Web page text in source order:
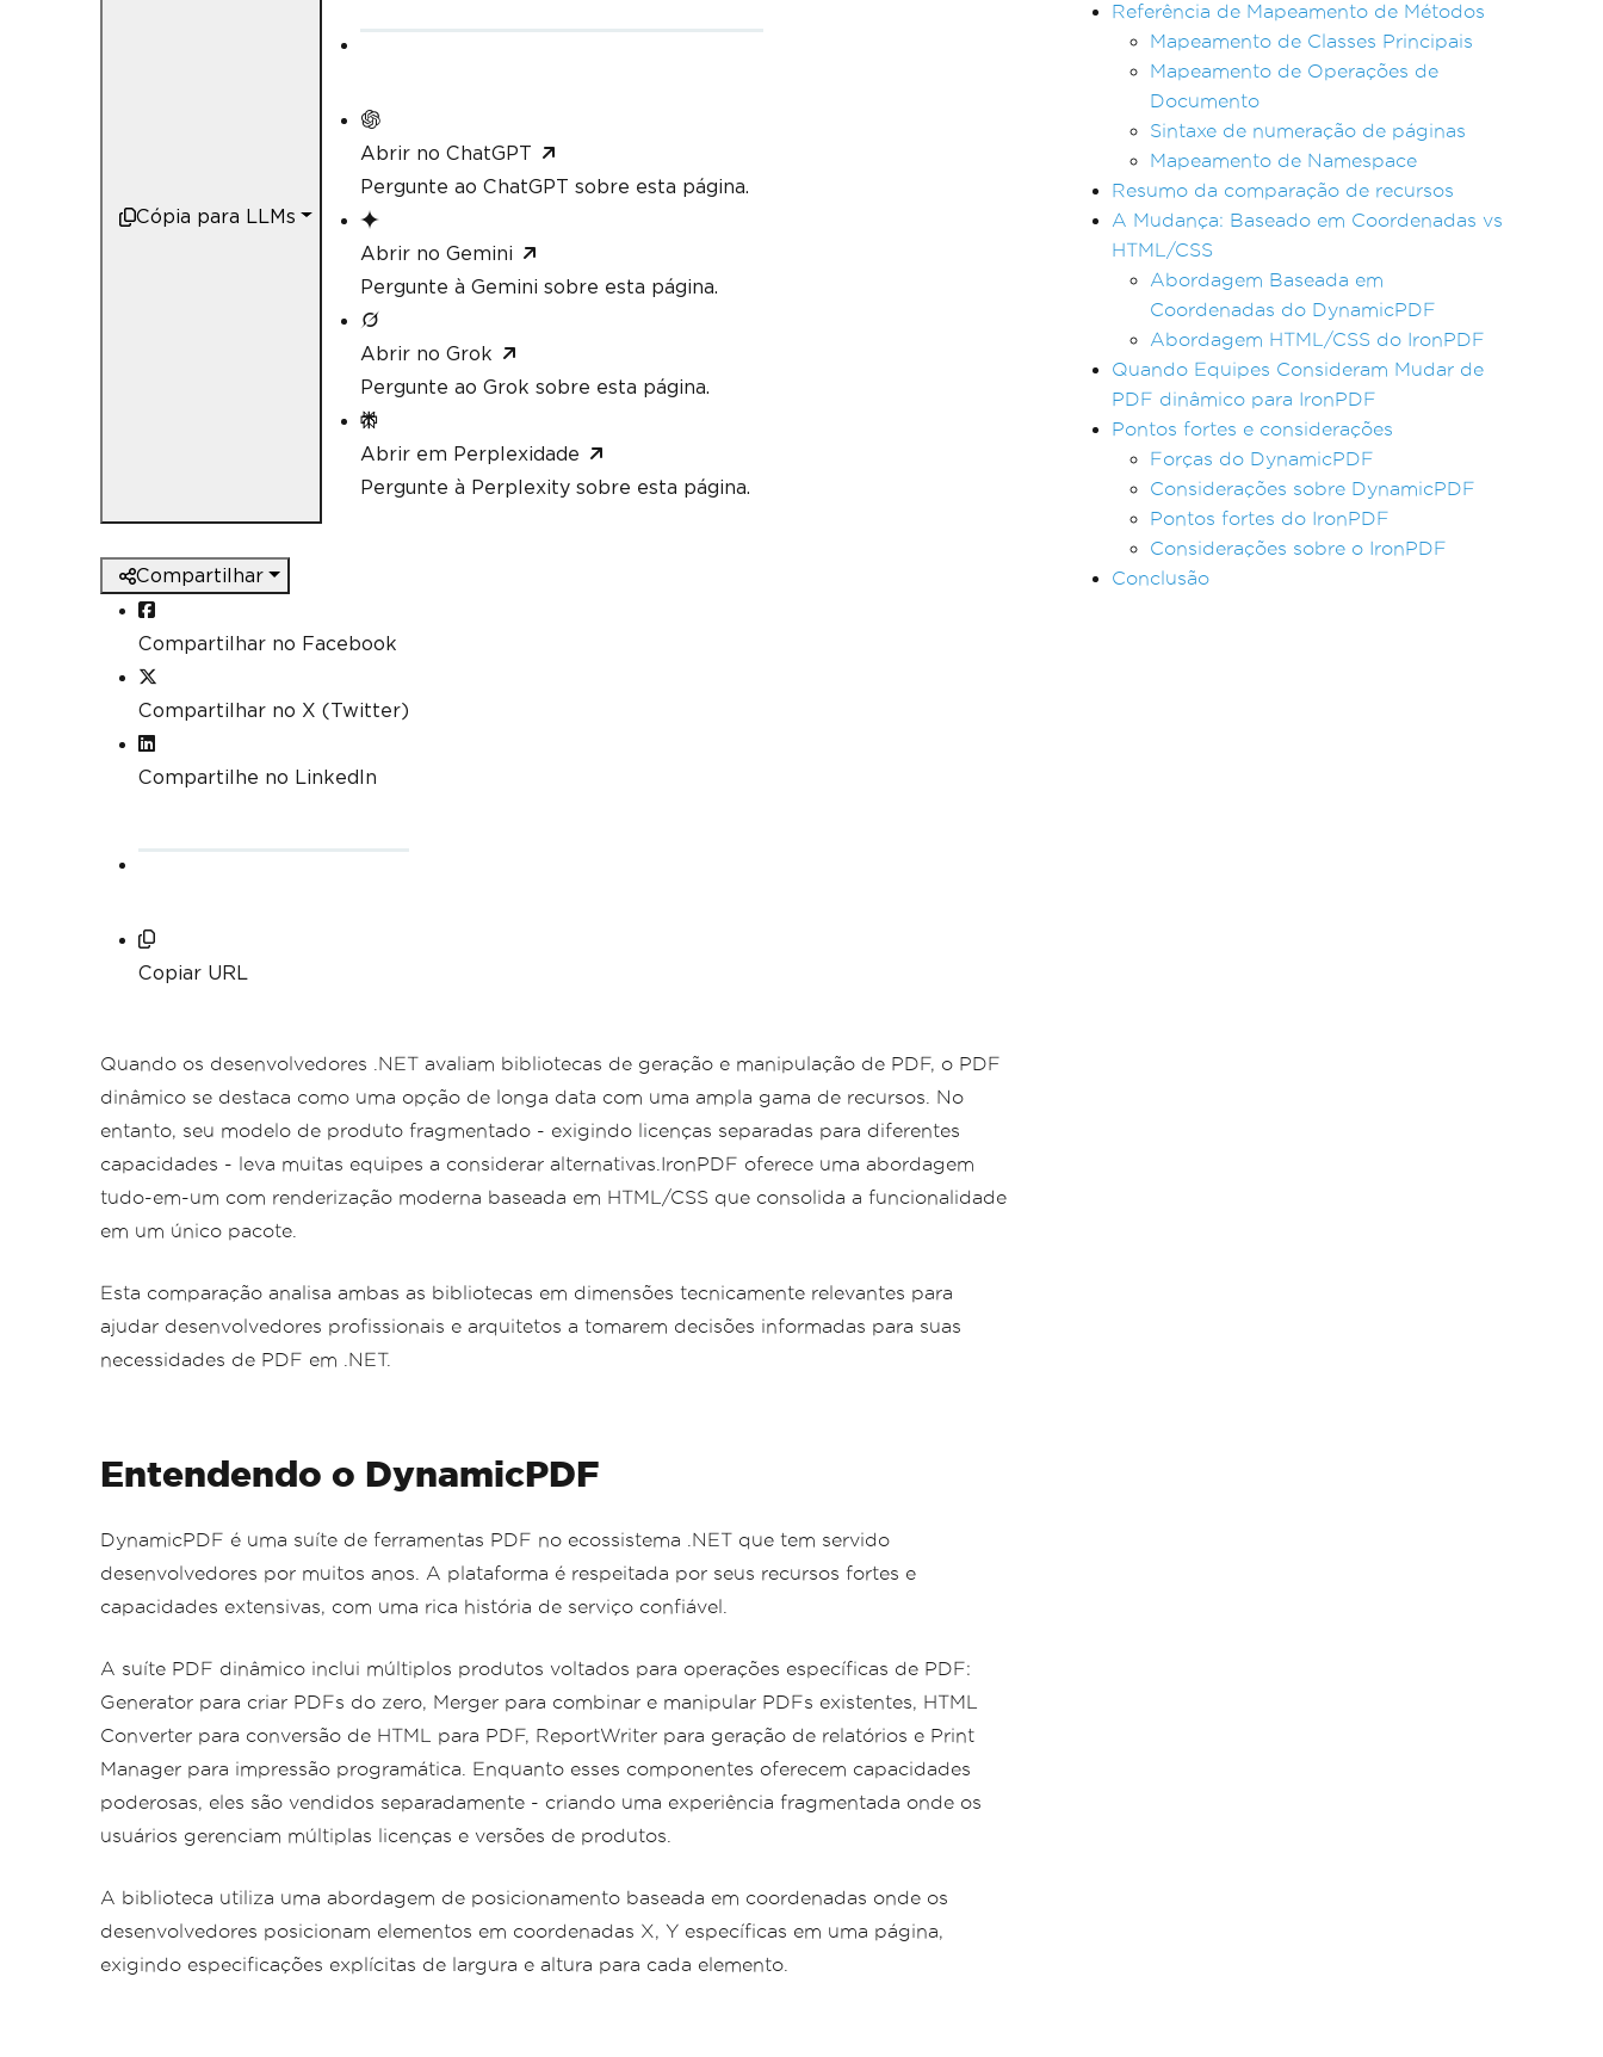
Cópia para LLMs
Abrir no ChatGPT
Pergunte ao ChatGPT sobre esta página.
Abrir no Gemini
Pergunte à Gemini sobre esta página.
Abrir no Grok
Pergunte ao Grok sobre esta página.
Abrir em Perplexidade
Pergunte à Perplexity sobre esta página.
Compartilhar
Compartilhar no Facebook
Compartilhar no X (Twitter)
Compartilhe no LinkedIn
Copiar URL
Quando os desenvolvedores .NET avaliam bibliotecas de geração e manipulação de PDF, o PDF
dinâmico se destaca como uma opção de longa data com uma ampla gama de recursos. No
entanto, seu modelo de produto fragmentado - exigindo licenças separadas para diferentes
capacidades - leva muitas equipes a considerar alternativas.IronPDF oferece uma abordagem
tudo-em-um com renderização moderna baseada em HTML/CSS que consolida a funcionalidade
em um único pacote.
Esta comparação analisa ambas as bibliotecas em dimensões tecnicamente relevantes para
ajudar desenvolvedores profissionais e arquitetos a tomarem decisões informadas para suas
necessidades de PDF em .NET.
Entendendo o DynamicPDF
DynamicPDF é uma suíte de ferramentas PDF no ecossistema .NET que tem servido
desenvolvedores por muitos anos. A plataforma é respeitada por seus recursos fortes e
capacidades extensivas, com uma rica história de serviço confiável.
A suíte PDF dinâmico inclui múltiplos produtos voltados para operações específicas de PDF:
Generator para criar PDFs do zero, Merger para combinar e manipular PDFs existentes, HTML
Converter para conversão de HTML para PDF, ReportWriter para geração de relatórios e Print
Manager para impressão programática. Enquanto esses componentes oferecem capacidades
poderosas, eles são vendidos separadamente - criando uma experiência fragmentada onde os
usuários gerenciam múltiplas licenças e versões de produtos.
A biblioteca utiliza uma abordagem de posicionamento baseada em coordenadas onde os
desenvolvedores posicionam elementos em coordenadas X, Y específicas em uma página,
exigindo especificações explícitas de largura e altura para cada elemento.
Referência de Mapeamento de Métodos
Mapeamento de Classes Principais
Mapeamento de Operações de
Documento
Sintaxe de numeração de páginas
Mapeamento de Namespace
Resumo da comparação de recursos
A Mudança: Baseado em Coordenadas vs
HTML/CSS
Abordagem Baseada em
Coordenadas do DynamicPDF
Abordagem HTML/CSS do IronPDF
Quando Equipes Consideram Mudar de
PDF dinâmico para IronPDF
Pontos fortes e considerações
Forças do DynamicPDF
Considerações sobre DynamicPDF
Pontos fortes do IronPDF
Considerações sobre o IronPDF
Conclusão